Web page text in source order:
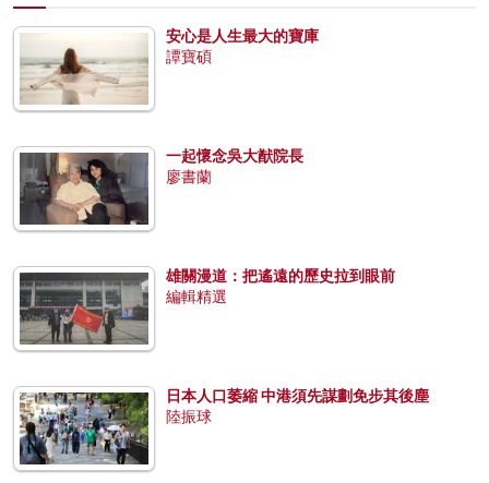
安心是人生最大的寶庫
譚寶碩
一起懷念吳大猷院長
廖書蘭
雄關漫道：把遙遠的歷史拉到眼前
編輯精選
日本人口萎縮 中港須先謀劃免步其後塵
陸振球